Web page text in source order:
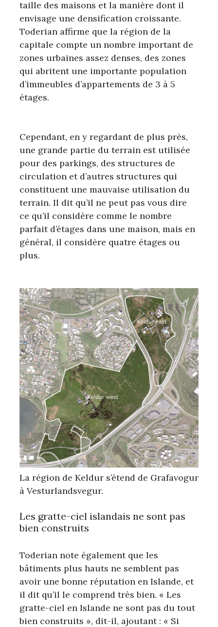
taille des maisons et la manière dont il
envisage une densification croissante.
Toderian affirme que la région de la
capitale compte un nombre important de
zones urbaines assez denses, des zones
qui abritent une importante population
d’immeubles d’appartements de 3 à 5
étages.
Cependant, en y regardant de plus près,
une grande partie du terrain est utilisée
pour des parkings, des structures de
circulation et d’autres structures qui
constituent une mauvaise utilisation du
terrain. Il dit qu’il ne peut pas vous dire
ce qu’il considère comme le nombre
parfait d’étages dans une maison, mais en
général, il considère quatre étages ou
plus.
La région de Keldur s’étend de Grafavogur
à Vesturlandsvegur.
Les gratte-ciel islandais ne sont pas
bien construits
Toderian note également que les
bâtiments plus hauts ne semblent pas
avoir une bonne réputation en Islande, et
il dit qu’il le comprend très bien. « Les
gratte-ciel en Islande ne sont pas du tout
bien construits », dit-il, ajoutant : « Si